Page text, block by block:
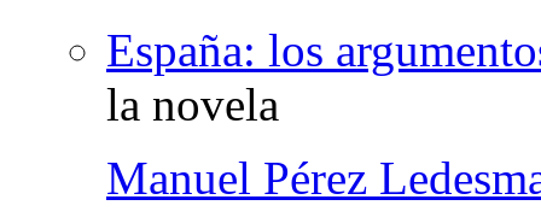
España: los
la novela
Manuel Pérez